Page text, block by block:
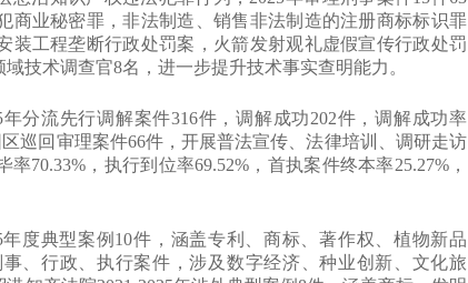
商业秘密罪，非法制造、销售非法制造的注册商标标识罪
装工程垄断行政处罚案，火箭发射观礼虚假宣传行政处罚
技术调查官8名，进一步提升技术事实查明能力。
流先行调解案件316件，调解成功202件，调解成功率
巡回审理案件66件，开展普法宣传、法律培训、调研走访
70.33%，执行到位率69.52%，首执案件终本率25.27%，
典型案例10件，涵盖专利、商标、著作权、植物新品
、行政、执行案件，涉及数字经济、种业创新、文化旅